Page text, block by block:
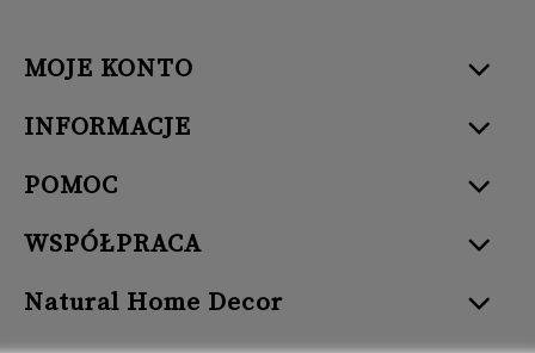
MOJE KONTO
INFORMACJE
POMOC
WSPÓŁPRACA
Natural Home Decor